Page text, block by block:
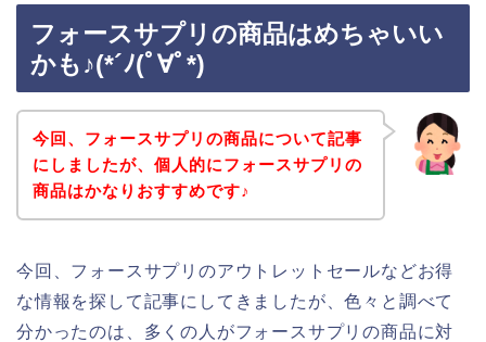
フォースサプリの商品はめちゃいい
かも♪(*´ﾉ(ﾟ∀ﾟ*)
今回、フォースサプリの商品について記事
にしましたが、個人的にフォースサプリの
商品はかなりおすすめです♪
今回、フォースサプリのアウトレットセールなどお得
な情報を探して記事にしてきましたが、色々と調べて
分かったのは、多くの人がフォースサプリの商品に対